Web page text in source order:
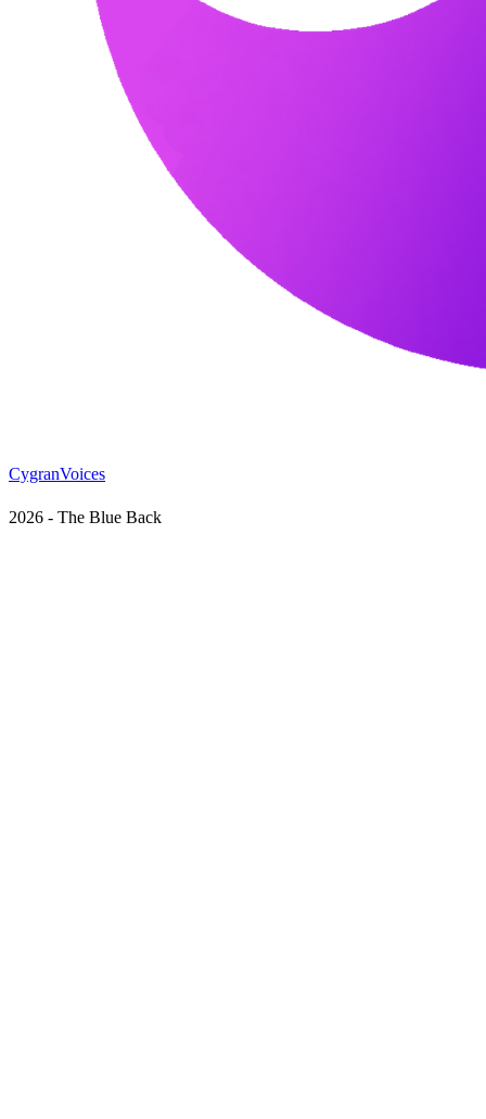
CygranVoices
2026 - The Blue Back